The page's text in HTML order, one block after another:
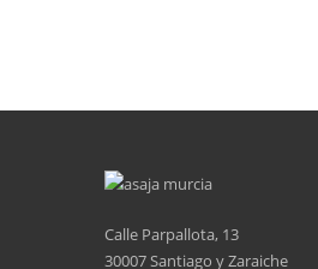
Calle Parpallota, 13
30007 Santiago y Zaraiche